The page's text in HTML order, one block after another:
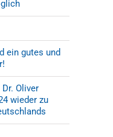
ein gutes und
Oliver
wieder zu